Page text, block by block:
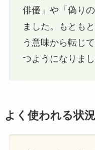
俳優」や「偽り
ました。もとも
う意味から転じ
つようになりまし
よく使われる状